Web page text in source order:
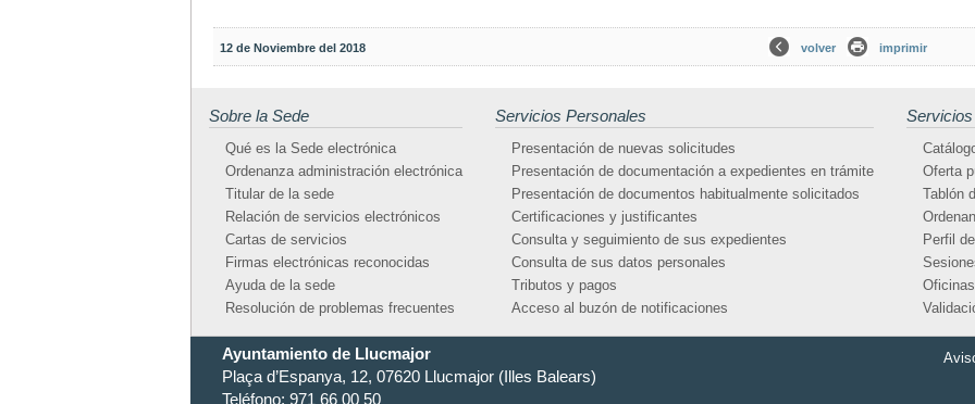
12 de Noviembre del 2018 volver imprimir
Sobre la Sede
Qué es la Sede electrónica
Ordenanza administración electrónica
Titular de la sede
Relación de servicios electrónicos
Cartas de servicios
Firmas electrónicas reconocidas
Ayuda de la sede
Resolución de problemas frecuentes
Servicios Personales
Presentación de nuevas solicitudes
Presentación de documentación a expedientes en trámite
Presentación de documentos habitualmente solicitados
Certificaciones y justificantes
Consulta y seguimiento de sus expedientes
Consulta de sus datos personales
Tributos y pagos
Acceso al buzón de notificaciones
Oferta
Tablón
Perfil
Ayuntamiento de Llucmajor
Plaça d’Espanya, 12, 07620 Llucmajor (Illes Balears)
Teléfono: 971 66 00 50